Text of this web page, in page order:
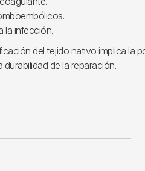
la infección.
del tejido nativo implica la
de la reparación.